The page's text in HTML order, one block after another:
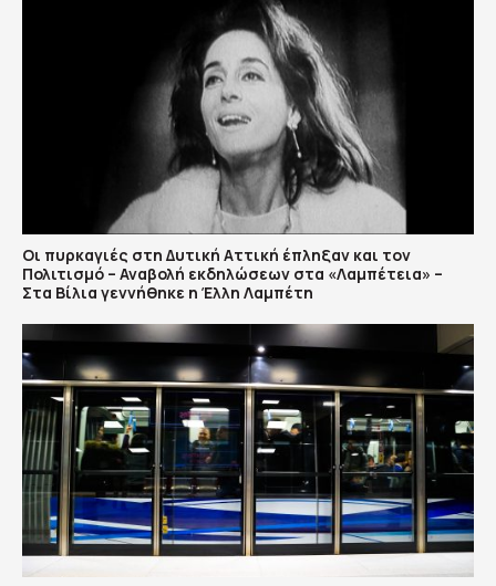
Οι πυρκαγιές στη Δυτική Αττική έπληξαν και τον
Πολιτισμό – Αναβολή εκδηλώσεων στα «Λαμπέτεια» –
Στα Βίλια γεννήθηκε η Έλλη Λαμπέτη